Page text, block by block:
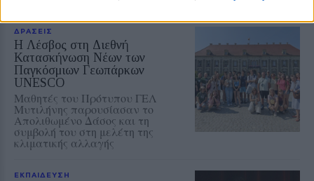
ΔΡΑΣΕΙΣ
Η Λέσβος στη Διεθνή
Κατασκήνωση Νέων των
Παγκόσμιων Γεωπάρκων
UNESCO
Μαθητές του Πρότυπου ΓΕΛ
Μυτιλήνης παρουσίασαν το
Απολιθωμένο Δάσος και τη
συμβολή του στη μελέτη της
κλιματικής αλλαγής
ΕΚΠΑΙΔΕΥΣΗ